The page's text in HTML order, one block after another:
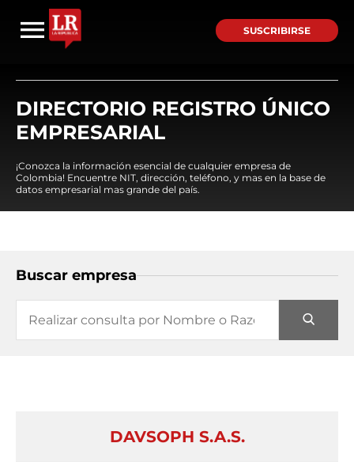
SUSCRIBIRSE
DIRECTORIO REGISTRO ÚNICO
EMPRESARIAL
¡Conozca la información esencial de cualquier empresa de
Colombia! Encuentre NIT, dirección, teléfono, y mas en la base de
datos empresarial mas grande del país.
Buscar empresa
DAVSOPH S.A.S.